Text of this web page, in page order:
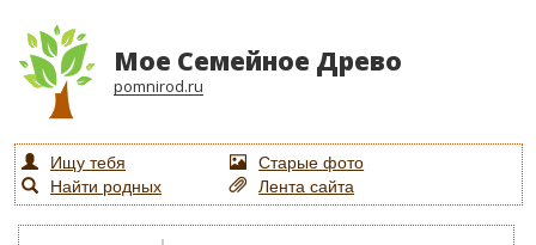
Мое Семейное Древо
pomnirod.ru
Ищу тебя
Старые фото
Найти родных
Лента сайта